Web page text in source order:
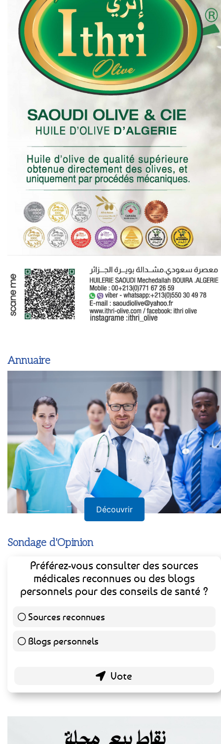
Annuaire
Découvrir
Sondage d'Opinion
Préférez-vous consulter des sources
médicales reconnues ou des blogs
personnels pour des conseils de santé ?
Sources reconnues
Blogs personnels